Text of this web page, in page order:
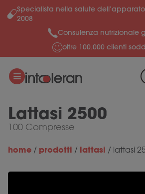
Salta al contenuto
Specialista nella salute
2008
Consulenza nutrizionale
oltre 100.000 clienti
Lattasi 2500
100 Compresse
home / prodotti / lattasi / lattasi